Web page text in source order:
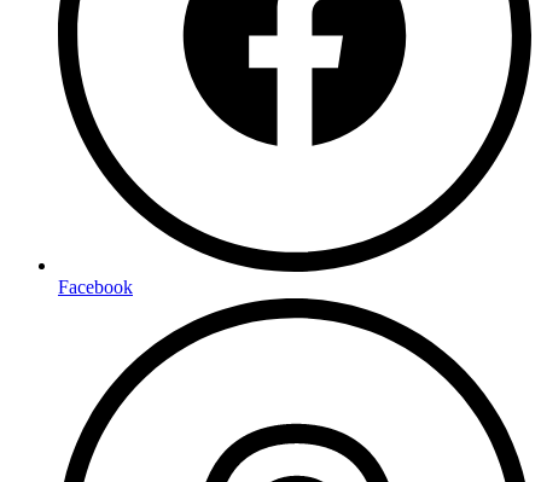
Facebook